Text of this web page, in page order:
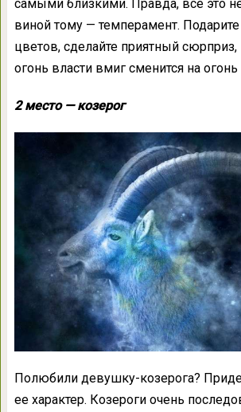
самыми близкими. Правда, все это не
виной тому — темперамент.
цветов, сделайте приятный сюрприз,
огонь власти вмиг сменится на огонь
2 место — козерог
Полюбили девушку-козерога?
ее характер. Козероги очень